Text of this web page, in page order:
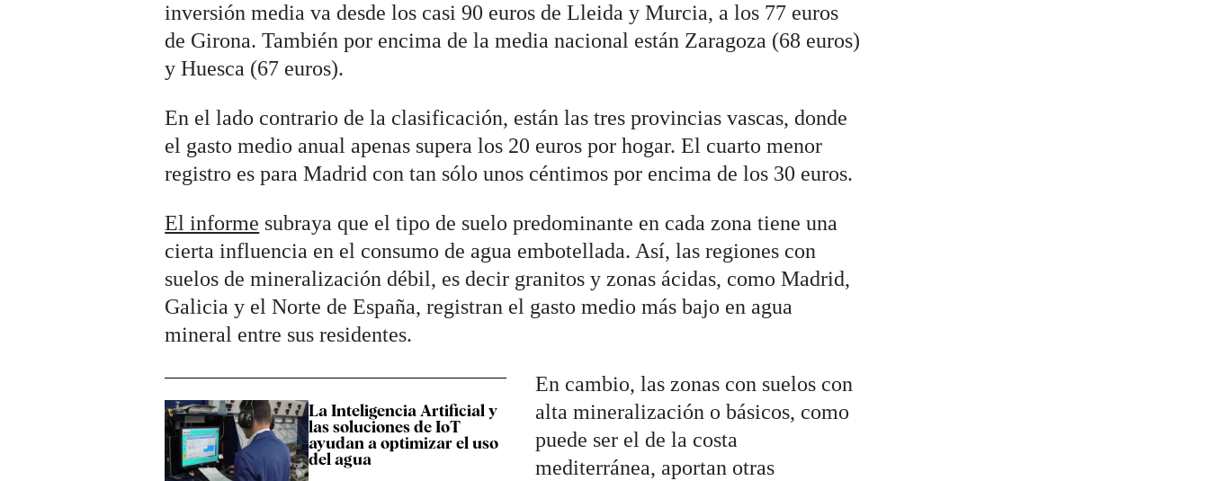
inversión media va desde los casi 90 euros de Lleida y Murcia, a los 77 euros
de Girona. También por encima de la media nacional están Zaragoza (68 euros)
y Huesca (67 euros).
En el lado contrario de la clasificación, están las tres provincias vascas, donde
el gasto medio anual apenas supera los 20 euros por hogar. El cuarto menor
registro es para Madrid con tan sólo unos céntimos por encima de los 30 euros.
El informe subraya que el tipo de suelo predominante en cada zona tiene una
cierta influencia en el consumo de agua embotellada. Así, las regiones con
suelos de mineralización débil, es decir granitos y zonas ácidas, como Madrid,
Galicia y el Norte de España, registran el gasto medio más bajo en agua
mineral entre sus residentes.
La Inteligencia Artificial y
las soluciones de IoT
ayudan a optimizar el uso
del agua
En cambio, las zonas con suelos con
alta mineralización o básicos, como
puede ser el de la costa
mediterránea, aportan otras